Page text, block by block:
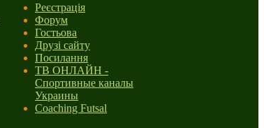
Реєстрація
Форум
Гостьова
Друзі сайту
Посилання
ТВ ОНЛАЙН -
Спортивные каналы
Украины
Coaching Futsal